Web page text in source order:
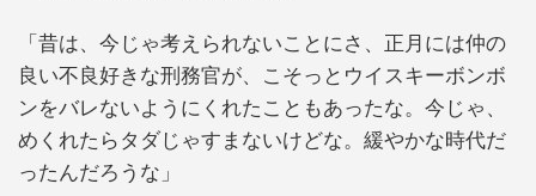
「昔は、今じゃ考えられないことにさ、正月には仲の
良い不良好きな刑務官が、こそっとウイスキーボンボ
ンをバレないようにくれたこともあったな。今じゃ、
めくれたらタダじゃすまないけどな。緩やかな時代だ
ったんだろうな」